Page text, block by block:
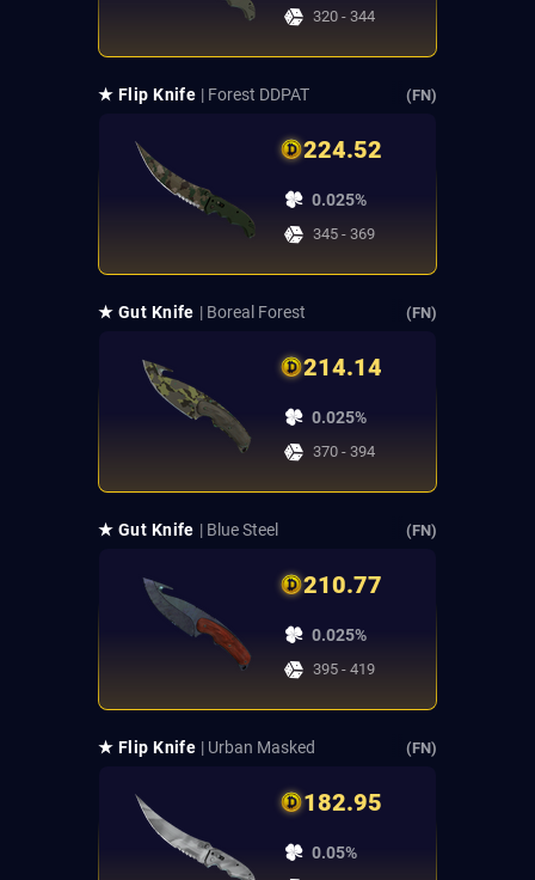
320 - 344
★ Flip Knife | Forest DDPAT (FN)
224.52
0.025%
345 - 369
★ Gut Knife | Boreal Forest (FN)
214.14
0.025%
370 - 394
★ Gut Knife | Blue Steel (FN)
210.77
0.025%
395 - 419
★ Flip Knife | Urban Masked (FN)
182.95
0.05%